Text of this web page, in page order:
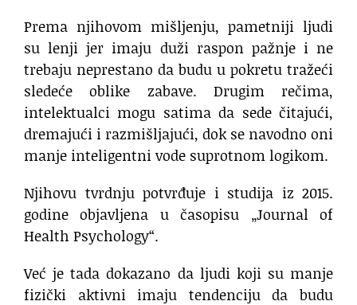
Prema njihovom mišljenju, pametniji ljudi
su lenji jer imaju duži raspon pažnje i ne
trebaju neprestano da budu u pokretu tražeći
sledeće oblike zabave. Drugim rečima,
intelektualci mogu satima da sede čitajući,
dremajući i razmišljajući, dok se navodno oni
manje inteligentni vode suprotnom logikom.
Njihovu tvrdnju potvrđuje i studija iz 2015.
godine objavljena u časopisu „Journal of
Health Psychology“.
Već je tada dokazano da ljudi koji su manje
fizički aktivni imaju tendenciju da budu